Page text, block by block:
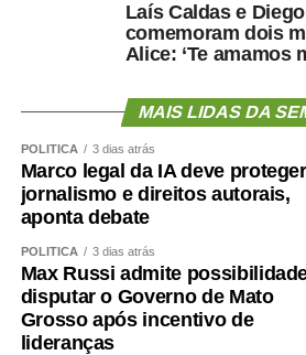
Laís Caldas e
comemoram dois
Alice: ‘Te amamos
MAIS LIDAS DA
POLÍTICA 3 dias atrás
Marco legal da IA deve proteger
jornalismo e direitos autorais,
aponta debate
POLÍTICA 3 dias atrás
Max Russi admite
disputar o Governo de Mato
Grosso após incentivo de
lideranças